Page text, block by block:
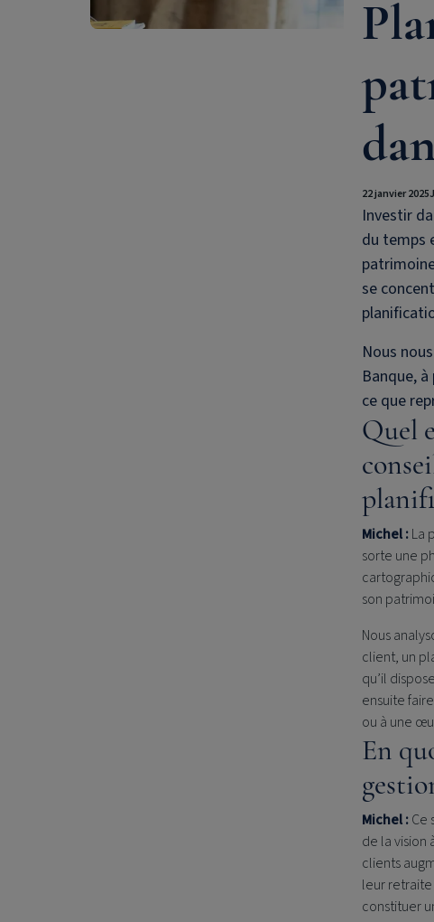
22 janvier 2025
Investir
du temps
se
Nous
Banque,
ce que
Quel
Michel :La
sorte une
son
Nous
client, un
qu’il
ensuite
ou à une
En
Michel :Ce
de la vision
clients
leur retraite
constituer